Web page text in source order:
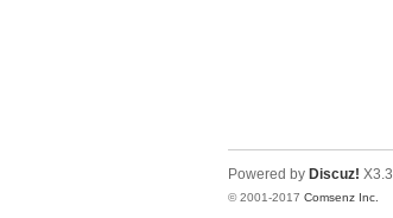
Powered by Discuz! X3.3
© 2001-2017 Comsenz Inc.